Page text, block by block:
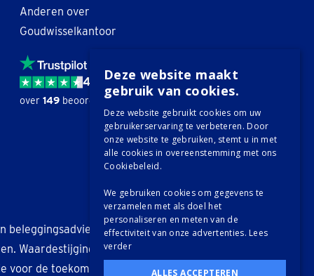
Anderen over
Goudwisselkantoor
4,6 / 5
over 149 beoordelingen.
beleggingsadvies. De waarde
Waardestijgingen in het
voor de toekomst.
Deze website maakt
gebruik van cookies.
Deze website gebruikt cookies om uw
gebruikerservaring te verbeteren. Door
onze website te gebruiken, stemt u in met
alle cookies in overeenstemming met ons
Cookiebeleid.
We gebruiken cookies om gegevens te
verzamelen met als doel het
personaliseren en meten van de
effectiviteit van onze advertenties.Lees
verder
ALLES ACCEPTEREN